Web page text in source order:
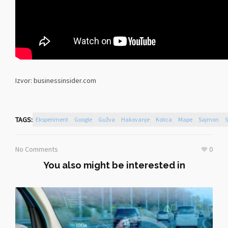
Izvor: businessinsider.com
TAGS: Eksperiment Google Gužva Hakovanje Kolica Mape Sajmon
No Comments 0
You also might be interested in